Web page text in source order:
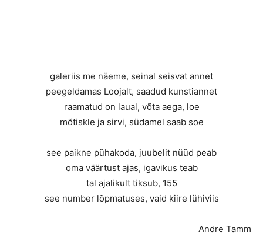
galeriis me näeme, seinal seisvat annet
peegeldamas Loojalt, saadud kunstiannet
raamatud on laual, võta aega, loe
mõtiskle ja sirvi, südamel saab soe
see paikne pühakoda, juubelit nüüd peab
oma väärtust ajas, igavikus teab
tal ajalikult tiksub, 155
see number lõpmatuses, vaid kiire lühiviis
Andre Tamm